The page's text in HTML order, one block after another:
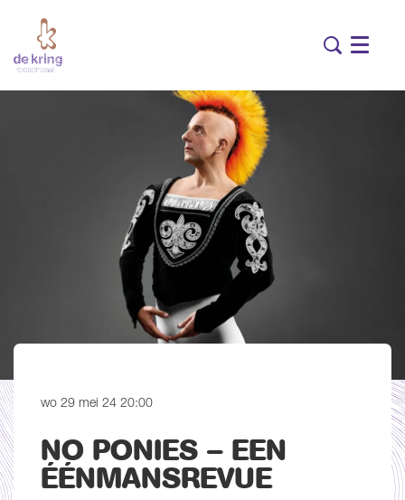
Menu
NO PONIES – EEN
ÉÉNMANSREVUE
wo 29 mei 24 20:00
Inzoomen